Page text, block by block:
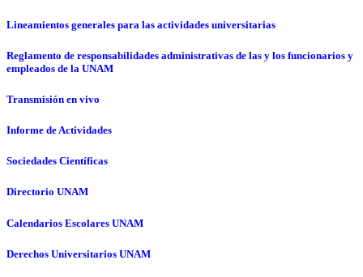
Lineamientos generales para las actividades universitarias
Reglamento de responsabilidades administrativas de las y los funcionarios y
empleados de la UNAM
Transmisión en vivo
Informe de Actividades
Sociedades Científicas
Directorio UNAM
Calendarios Escolares UNAM
Derechos Universitarios UNAM